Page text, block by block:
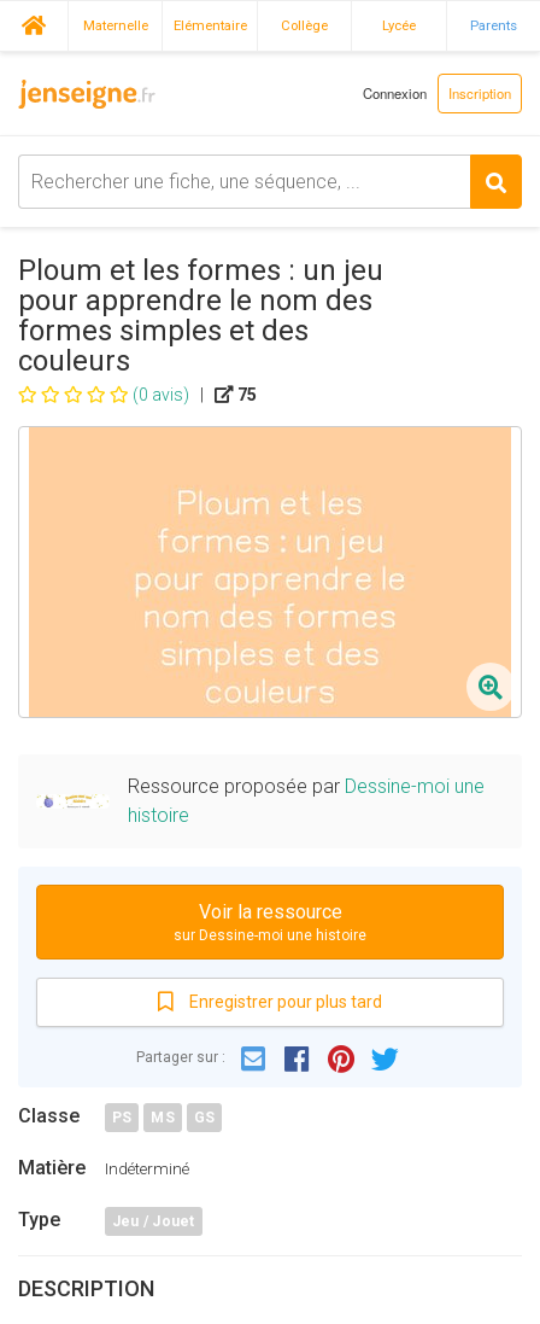
Maternelle Elémentaire Collège Lycée Parents
Connexion Inscription
Ploum et les formes : un jeu
pour apprendre le nom des
formes simples et des
couleurs
(0 avis) 75
Classe PS MS GS
Matière Indéterminé
Type Jeu / Jouet
Voir la ressource
sur Dessine-moi une histoire
Enregistrer pour plus tard
Partager sur : EmailFacebook
Pinterest
Ressource proposée par Dessine-moi une
histoire
DESCRIPTION